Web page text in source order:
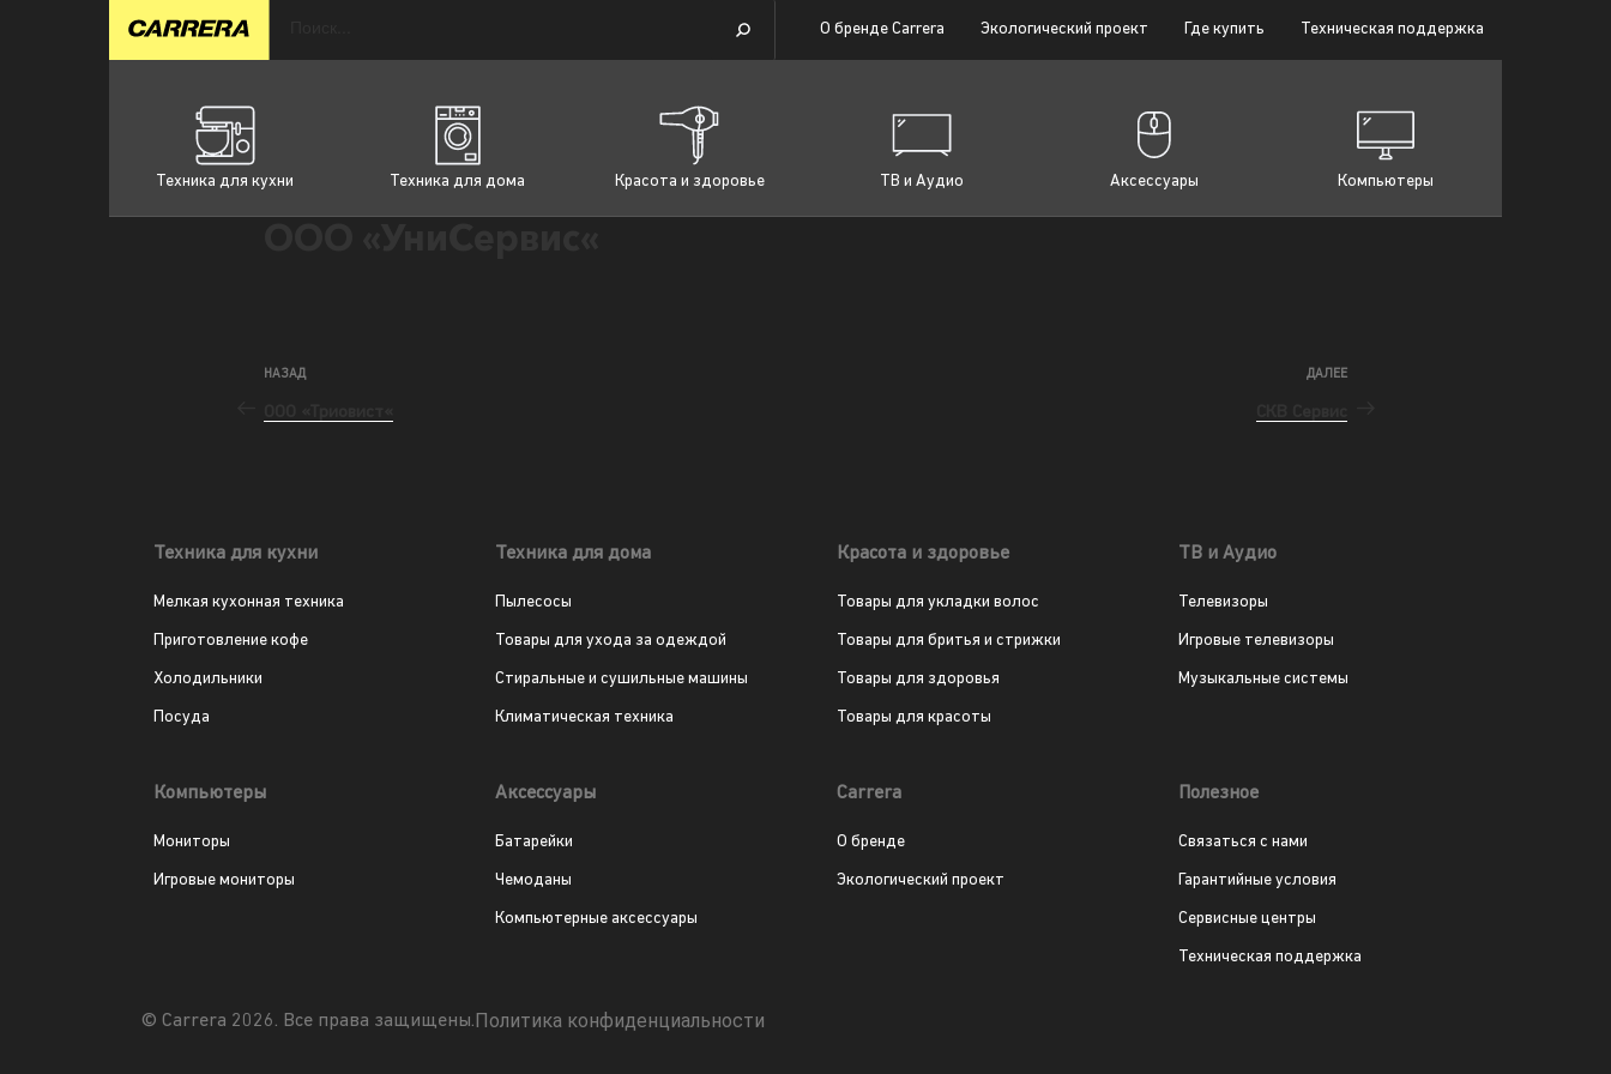
О бренде Carrera Экологический проект Где купить Техническая поддержка
Техника для кухни Техника для дома Красота и здоровье ТВ и Аудио Аксессуары Компьютеры
НАЗАД ДАЛЕЕ
Техника для кухни
Мелкая кухонная техника
Приготовление кофе
Холодильники
Посуда
Техника для дома
Пылесосы
Товары для ухода за одеждой
Стиральные и сушильные машины
Климатическая техника
Красота и здоровье
Товары для укладки волос
Товары для бритья и стрижки
Товары для здоровья
Товары для красоты
ТВ и Аудио
Телевизоры
Игровые телевизоры
Музыкальные системы
Компьютеры
Мониторы
Игровые мониторы
Аксессуары
Батарейки
Чемоданы
Компьютерные аксессуары
Carrera
О бренде
Экологический проект
Полезное
Связаться с нами
Гарантийные условия
Сервисные центры
Техническая поддержка
© Carrera 2026. Все права защищены.Политика конфиденциальности